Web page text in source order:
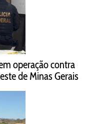
operação contra
de Minas Gerais